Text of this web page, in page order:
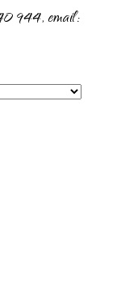
944, email: